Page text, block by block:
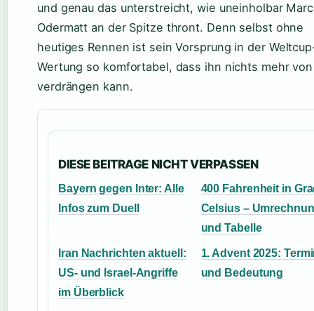
und genau das unterstreicht, wie uneinholbar
Odermatt an der Spitze thront. Denn selbst ohne
heutiges Rennen ist sein Vorsprung in der
Wertung so komfortabel, dass ihn nichts mehr von
verdrängen kann.
DIESE BEITRAGE NICHT VERPASSEN
Bayern gegen Inter: Alle
Infos zum Duell
400 Fahrenheit in
Celsius –
und Tabelle
Iran Nachrichten aktuell:
US- und Israel-Angriffe
im Überblick
1. Advent 2025:
und Bedeutung